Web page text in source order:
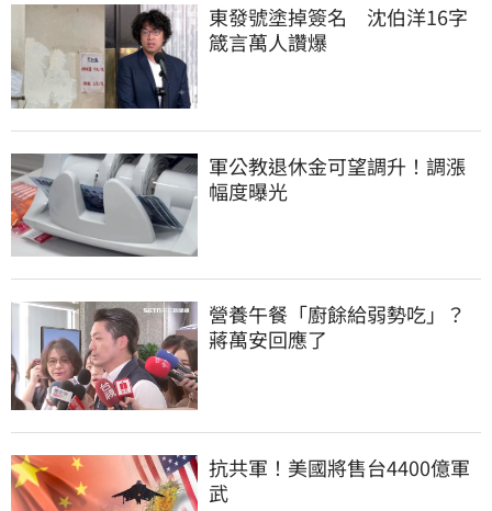
東發號塗掉簽名　沈伯洋16字
箴言萬人讚爆
軍公教退休金可望調升！調漲
幅度曝光
營養午餐「廚餘給弱勢吃」？
蔣萬安回應了
抗共軍！美國將售台4400億軍
武